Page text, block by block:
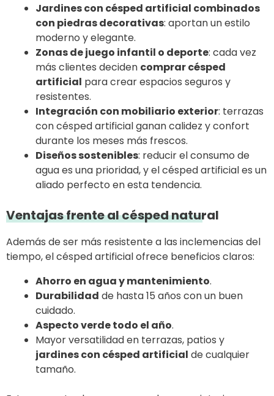
Jardines con césped artificial combinados
con piedras decorativas: aportan un estilo
moderno y elegante.
Zonas de juego infantil o deporte: cada vez
más clientes deciden comprar césped
artificial para crear espacios seguros y
resistentes.
Integración con mobiliario exterior: terrazas
con césped artificial ganan calidez y confort
durante los meses más frescos.
Diseños sostenibles: reducir el consumo de
agua es una prioridad, y el césped artificial es un
aliado perfecto en esta tendencia.
Ventajas frente al césped natural
Además de ser más resistente a las inclemencias del
tiempo, el césped artificial ofrece beneficios claros:
Ahorro en agua y mantenimiento.
Durabilidad de hasta 15 años con un buen
cuidado.
Aspecto verde todo el año.
Mayor versatilidad en terrazas, patios y
jardines con césped artificial de cualquier
tamaño.